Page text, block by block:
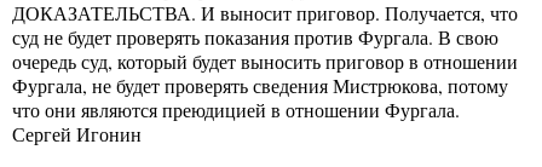
ДОКАЗАТЕЛЬСТВА. И выносит приговор. Получается, что
суд не будет проверять показания против Фургала. В свою
очередь суд, который будет выносить приговор в отношении
Фургала, не будет проверять сведения Мистрюкова, потому
что они являются преюдицией в отношении Фургала.
Сергей Игонин